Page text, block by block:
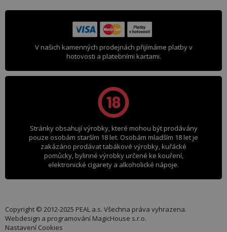
V našich kamenných prodejnách přijímáme platby v
hotovosti a platebními kartami.
Stránky obsahují výrobky, které mohou být prodávány
pouze osobám starším 18 let. Osobám mladším 18 let je
zakázáno prodávat tabákové výrobky, kuřácké
pomůcky, bylinné výrobky určené ke kouření,
elektronické cigarety a alkoholické nápoje.
Copyright © 2012-2025 PEAL a.s. Všechna práva vyhrazena.
Webdesign a programování MagicHouse s.r.o.
Nastavení Cookies